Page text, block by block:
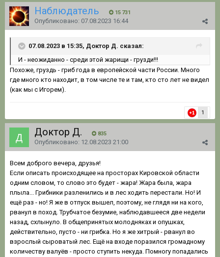
Наблюдатель 15 731
Опубликовано: 07.08.2023 16:44
07.08.2023 в 15:35, Доктор Д. сказал:
И - неожиданно - среди этой жарищи - грузди!!!
Похоже, груздь - гриб года в европейской части России. Много
где много кто находит, в том числе те и там, кто сто лет не видел
(как мы с Игорем).
1
Доктор Д. 835
Опубликовано: 12.08.2023 21:00
Всем доброго вечера, друзья!
Если описать происходящее на просторах Кировской области
одним словом, то слово это будет - жара! Жара была, жара
плыла... Грибники разленились и в лес ходить перестали. Но! И
ещё раз - но! Я же в отпуск вышел, поэтому, не глядя ни на кого,
рванул в поход. Трубчатое безумие, наблюдавшееся две недели
назад, схлынуло. В общепринятых молодняках и опушках,
действительно, пусто - ни грибка. Но я же хитрый - рванул во
взрослый сыроватый лес. Ещё на входе поразился громадному
количеству валуёв - просто ступить некуда. Помногу попадались